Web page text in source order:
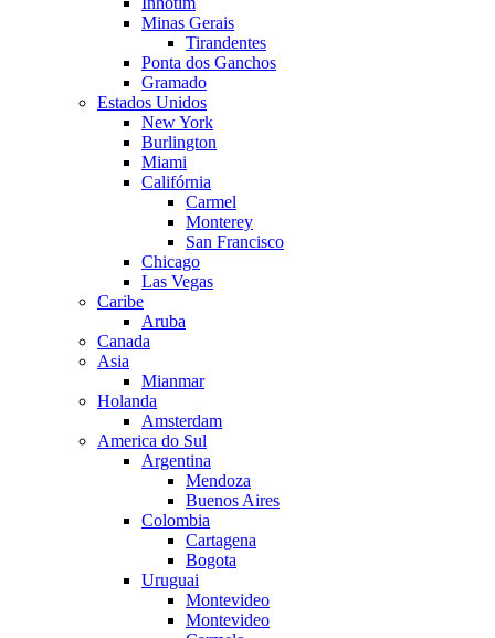
Minas Gerais
Tirandentes
Ponta dos Ganchos
Gramado
Estados Unidos
New York
Burlington
Miami
Califórnia
Carmel
Monterey
San Francisco
Chicago
Las Vegas
Caribe
Aruba
Canada
Asia
Mianmar
Holanda
Amsterdam
America do Sul
Argentina
Mendoza
Buenos Aires
Colombia
Cartagena
Bogota
Uruguai
Montevideo
Montevideo